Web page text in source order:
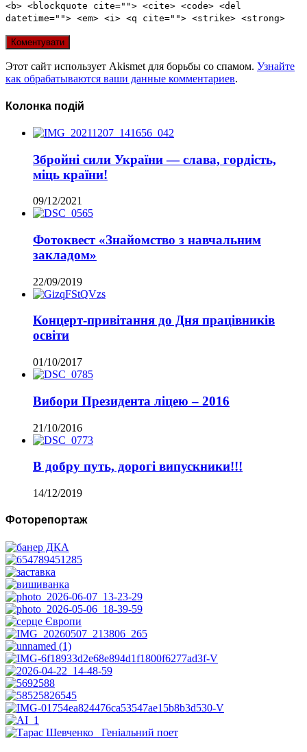
<b> <blockquote cite=""> <cite> <code> <del
datetime=""> <em> <i> <q cite=""> <strike> <strong>
Этот сайт использует Akismet для борьбы со спамом. Узнайте
как обрабатываются ваши данные комментариев.
Колонка подій
Збройні сили України — слава, гордість,
міць країни!
09/12/2021
Фотоквест «Знайомство з навчальним
закладом»
22/09/2019
Концерт-привітання до Дня працівників
освіти
01/10/2017
Вибори Президента ліцею – 2016
21/10/2016
В добру путь, дорогі випускники!!!
14/12/2019
Фоторепортаж